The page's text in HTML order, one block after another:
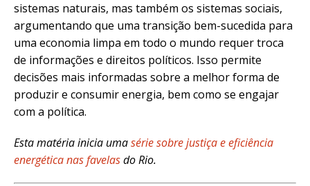
sistemas naturais, mas também os sistemas sociais,
argumentando que uma transição bem-sucedida para
uma economia limpa em todo o mundo requer troca
de informações e direitos políticos. Isso permite
decisões mais informadas sobre a melhor forma de
produzir e consumir energia, bem como se engajar
com a política.
Esta matéria inicia umasérie sobre justiça e eficiência
energética nas favelasdo Rio.